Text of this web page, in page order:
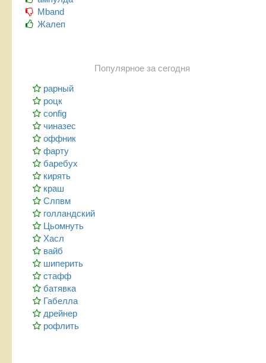
Mband
Жалеп
Популярное за сегодня
рарный
роцк
config
чиназес
оффник
фарту
баребух
кирять
краш
Слпвм
голландский
Цьомнуть
Хасл
вайб
шиперить
стафф
батявка
Габелла
дрейнер
рофлить